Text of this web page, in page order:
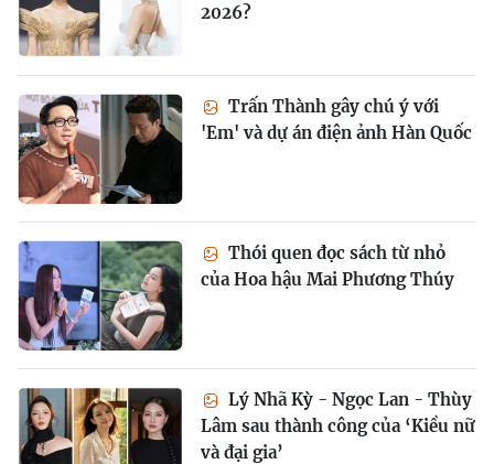
2026?
Trấn Thành gây chú ý với
'Em' và dự án điện ảnh Hàn Quốc
Thói quen đọc sách từ nhỏ
của Hoa hậu Mai Phương Thúy
Lý Nhã Kỳ - Ngọc Lan - Thùy
Lâm sau thành công của ‘Kiều nữ
và đại gia’